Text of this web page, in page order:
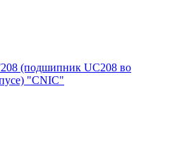
(подшипник UC208 во
"CNIC"